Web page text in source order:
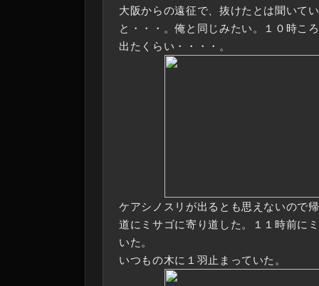
大阪からの遠征で、抜けたとは聞いて
と・・・。俺と同じみたい。１０時こ
出たくらい・・・・。
ケアシノスリが出るとも思えないので
道にミサゴに寄り道した。１１時前に
いた。
いつもの木に１羽止まっていた。